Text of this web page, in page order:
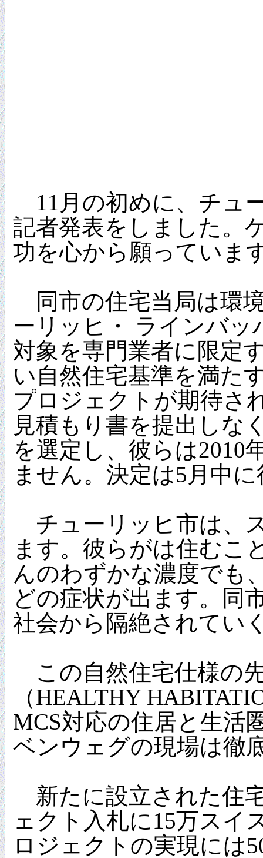
11月の初めに、チュ
記者発表をしました。
功を心から願っていま
同市の住宅当局は環
ーリッヒ・ ラインバッ
対象を専門業者に限定
い自然住宅基準を満た
プロジェクトが期待さ
見積もり書を提出しな
を選定し、彼らは2010
ません。決定は5月中
チューリッヒ市は、
ます。彼らがは住むこ
んのわずかな濃度でも
どの症状が出ます。同
社会から隔絶されてい
この自然住宅仕様の
（HEALTHY
MCS対応の住居と生活
ベンウェグの現場は徹
新たに設立された住
ェクト入札に15万スイ
ロジェクトの実現には